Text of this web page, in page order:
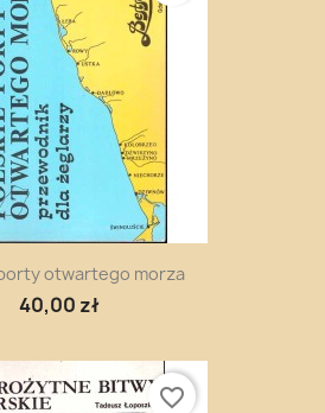
otwartego morza
40,00 zł
favorite_border